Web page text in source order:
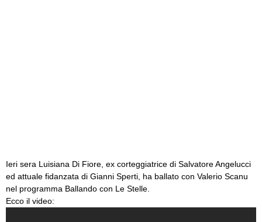
Ieri sera Luisiana Di Fiore, ex corteggiatrice di Salvatore Angelucci
ed attuale fidanzata di Gianni Sperti, ha ballato con Valerio Scanu
nel programma Ballando con Le Stelle.
Ecco il video: